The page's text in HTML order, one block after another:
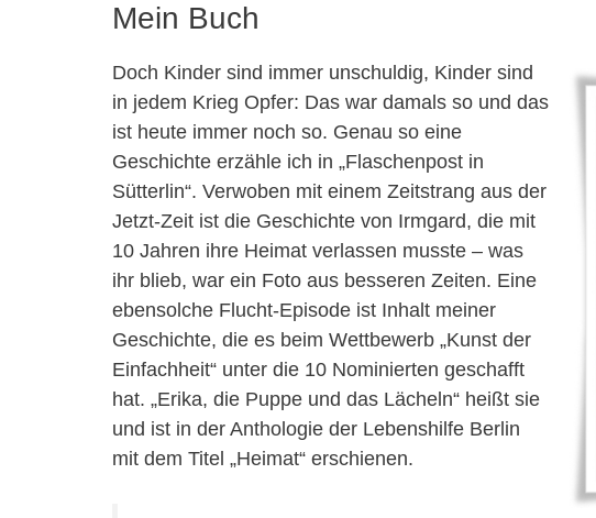
Mein Buch
Doch Kinder sind immer unschuldig, Kinder sind
in jedem Krieg Opfer: Das war damals so und das
ist heute immer noch so. Genau so eine
Geschichte erzähle ich in „Flaschenpost in
Sütterlin“. Verwoben mit einem Zeitstrang aus der
Jetzt-Zeit ist die Geschichte von Irmgard, die mit
10 Jahren ihre Heimat verlassen musste – was
ihr blieb, war ein Foto aus besseren Zeiten. Eine
ebensolche Flucht-Episode ist Inhalt meiner
Geschichte, die es beim Wettbewerb „Kunst der
Einfachheit“ unter die 10 Nominierten geschafft
hat. „Erika, die Puppe und das Lächeln“ heißt sie
und ist in der Anthologie der Lebenshilfe Berlin
mit dem Titel „Heimat“ erschienen.